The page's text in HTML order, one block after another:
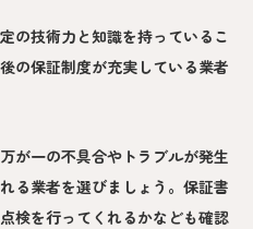
の技術力と知識を持っているこ
の保証制度が充実している業者
が一の不具合やトラブルが発生
る業者を選びましょう。保証書
検を行ってくれるかなども確認